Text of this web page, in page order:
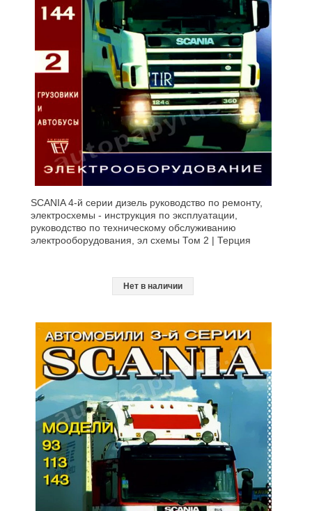
SCANIA 4-й серии дизель руководство по ремонту,
электросхемы - инструкция по эксплуатации,
руководство по техническому обслуживанию
электрооборудования, эл схемы Том 2 | Терция
Нет в наличии